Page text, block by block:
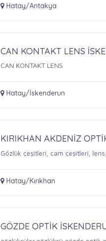
Hatay/Antakya
CAN KONTAKT LENS
CAN KONTAKT LENS
Hatay/İskenderun
KIRIKHAN AKDENİZ
Gözlük çeşitleri, cam çeşitleri,
Hatay/Kırıkhan
GÖZDE OPTİK